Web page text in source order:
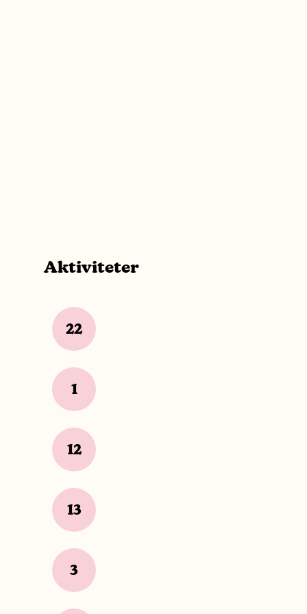
Aktiviteter
22
1
12
13
3